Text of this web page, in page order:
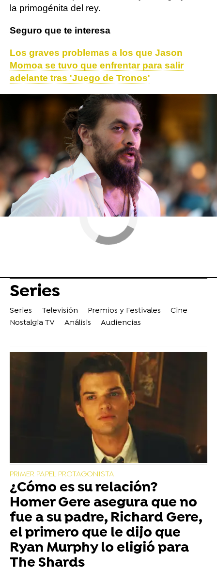
la primogénita del rey.
Seguro que te interesa
Los graves problemas a los que Jason
Momoa se tuvo que enfrentar para salir
adelante tras 'Juego de Tronos'
Juego de Tronos
ObjetivoTV » Series
Series
Series Televisión Premios y Festivales
Cine
Nostalgia TV
Análisis Audiencias
PRIMER PAPEL PROTAGONISTA
¿Cómo es su relación?
Homer Gere asegura que no
fue a su padre, Richard Gere,
el primero que le dijo que
Ryan Murphy lo eligió para
The Shards